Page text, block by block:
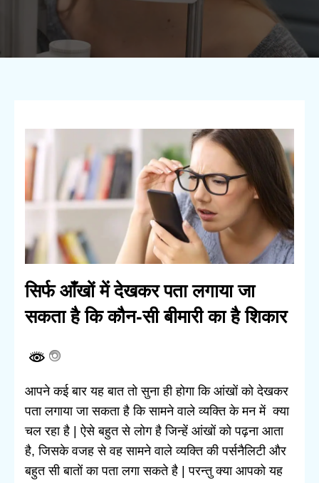
सिर्फ आँखों में देखकर पता लगाया जा
सकता है कि कौन-सी बीमारी का है शिकार
आपने कई बार यह बात तो सुना ही होगा कि आंखों को देखकर
पता लगाया जा सकता है कि सामने वाले व्यक्ति के मन में क्या
चल रहा है | ऐसे बहुत से लोग है जिन्हें आंखों को पढ़ना आता
है, जिसके वजह से वह सामने वाले व्यक्ति की पर्सनैलिटी और
बहुत सी बातों का पता लगा सकते है | परन्तु क्या आपको यह